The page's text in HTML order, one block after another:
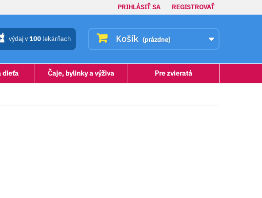
PRIHLÁSIŤ SA REGISTROVAŤ
Košík (prázdne)
výdaj v100 lekárňach
dieťa Čaje, bylinky a výživa Pre zvieratá